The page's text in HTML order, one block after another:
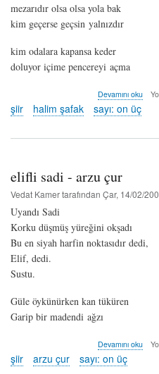
mezarıdır olsa olsa yola bak
kim geçerse geçsin yalnızdır
kim odalara kapansa keder
doluyor içime pencereyi açma
yalnızım
söylemeye
dilim
gözlerimden
konuştum
sayılsın!
-
şafak
hakkında
Devamını oku
şiir halim şafak sayı: on üç
elifli sadi - arzu çur
Vedat Kamertarafından Çar, 14/02/
Uyandı Sadi
Korku düşmüş yüreğini okşadı
Bu en siyah harfin noktasıdır dedi,
Elif, dedi.
Sustu.
Güle öykünürken kan tüküren
Garip bir madendi ağzı
elifli
-
Devamını oku
şiir arzu çur sayı: on üç